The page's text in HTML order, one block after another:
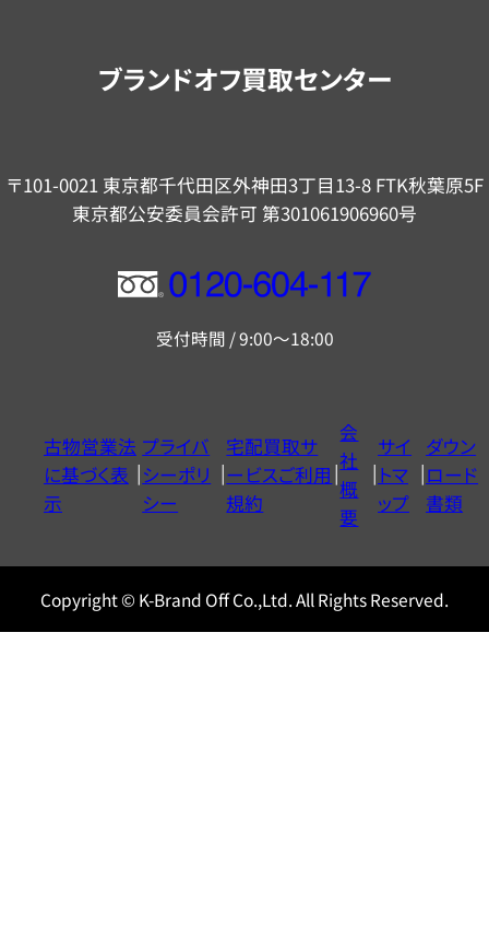
ブランドオフ買取センター
〒101-0021 東京都千代田区外神田3丁目13-8 FTK秋葉原5F
東京都公安委員会許可 第301061906960号
フ
ー
ヤ
ル
0120604117
受付時間 / 9:00～18:00
古物営業法
に基づく表
示
プライバ
シーポリ
シー
宅配買取サ
ービスご利用
規約
会
社
概
要
サイ
トマ
ップ
ダウン
ロード
書類
Copyright © K-Brand Off Co.,Ltd. All Rights Reserved.